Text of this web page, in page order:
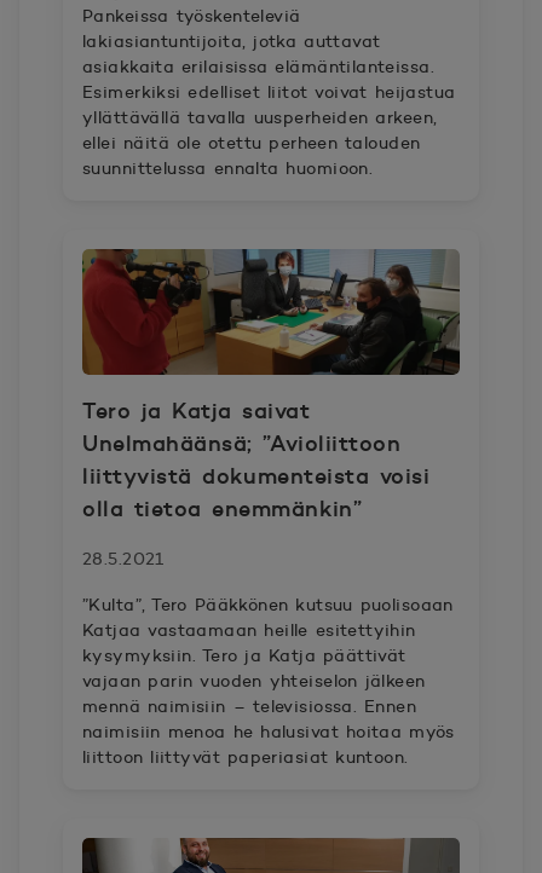
Pankeissa työskenteleviä
lakiasiantuntijoita, jotka auttavat
asiakkaita erilaisissa elämäntilanteissa.
Esimerkiksi edelliset liitot voivat heijastua
yllättävällä tavalla uusperheiden arkeen,
ellei näitä ole otettu perheen talouden
suunnittelussa ennalta huomioon.
Tero ja Katja saivat
Unelmahäänsä; ”Avioliittoon
liittyvistä dokumenteista voisi
olla tietoa enemmänkin”
28.5.2021
”Kulta”, Tero Pääkkönen kutsuu puolisoaan
Katjaa vastaamaan heille esitettyihin
kysymyksiin. Tero ja Katja päättivät
vajaan parin vuoden yhteiselon jälkeen
mennä naimisiin – televisiossa. Ennen
naimisiin menoa he halusivat hoitaa myös
liittoon liittyvät paperiasiat kuntoon.